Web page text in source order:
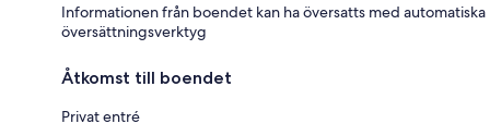
Informationen från boendet kan ha översatts med automatiska
översättningsverktyg
Åtkomst till boendet
Privat entré